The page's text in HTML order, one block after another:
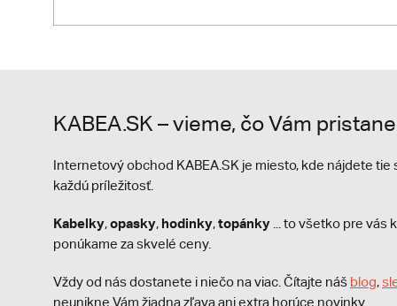
KABEA.SK – vieme, čo Vám pristane
Internetový obchod KABEA.SK je miesto, kde nájdete
každú príležitosť.
Kabelky,opasky, hodinky,topánky ... to všetko pre vás
ponúkame za skvelé ceny.
Vždy od nás dostanete i niečo na viac. Čítajte náš blog,
neunikne Vám žiadna zľava ani extra horúce novinky.